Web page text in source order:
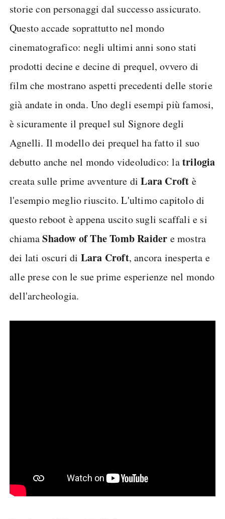
storie con personaggi dal successo assicurato.
Questo accade soprattutto nel mondo
cinematografico: negli ultimi anni sono stati
prodotti decine e decine di prequel, ovvero di
film che mostrano aspetti precedenti delle storie
già andate in onda. Uno degli esempi più famosi,
è sicuramente il prequel sul Signore degli
Agnelli. Il modello dei prequel ha fatto il suo
debutto anche nel mondo videoludico: latrilogia
creata sulle prime avventure diLara Croft è
l'esempio meglio riuscito. L'ultimo capitolo di
questo reboot è appena uscito sugli scaffali e si
chiamaShadow of The Tomb Raider e mostra
dei lati oscuri di Lara Croft, ancora inesperta e
alle prese con le sue prime esperienze nel mondo
dell'archeologia.